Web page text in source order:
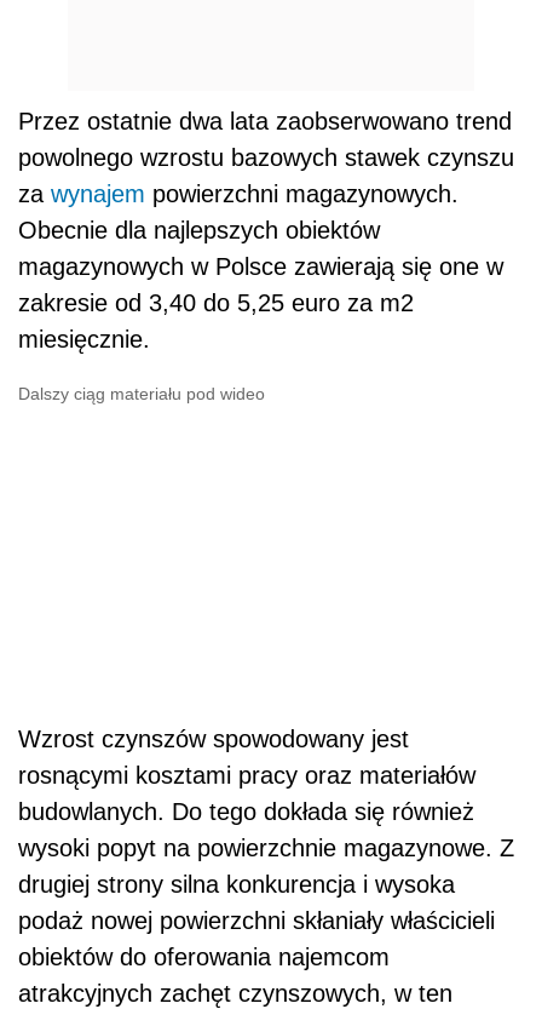
Przez ostatnie dwa lata zaobserwowano trend
powolnego wzrostu bazowych stawek czynszu
za wynajem powierzchni magazynowych.
Obecnie dla najlepszych obiektów
magazynowych w Polsce zawierają się one w
zakresie od 3,40 do 5,25 euro za m2
miesięcznie.
Dalszy ciąg materiału pod wideo
Wzrost czynszów spowodowany jest
rosnącymi kosztami pracy oraz materiałów
budowlanych. Do tego dokłada się również
wysoki popyt na powierzchnie magazynowe. Z
drugiej strony silna konkurencja i wysoka
podaż nowej powierzchni skłaniały właścicieli
obiektów do oferowania najemcom
atrakcyjnych zachęt czynszowych, w ten